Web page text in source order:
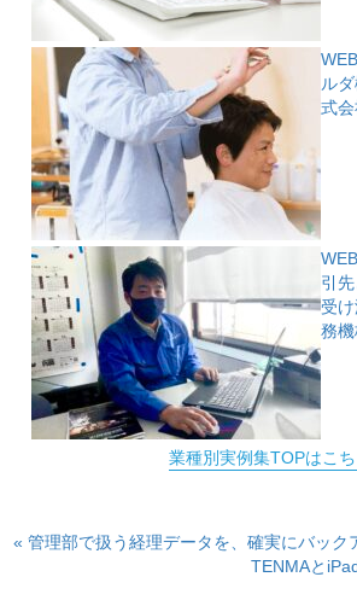
ル
式
引
受
務
業種別実例集TOPはこち
« 管理部で扱う経理データを、確実にバック
TENMAと